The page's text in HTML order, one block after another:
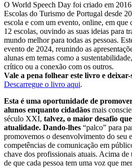
O World Speech Day foi criado em 2016
Escolas do Turismo de Portugal desde
escola e com um evento, online, em que
12 escolas, ouvindo as suas ideias para
mundo melhor para todas as pessoas.
evento de 2024, reunindo as
alunas em temas como a
crítico ou a conexão com os outros.
Vale a pena folhear este livro e
Descarregue o livro aqui.
Esta é uma oportunidade de
alunos enquanto cidadãos mais
século XXI, talvez, o maior desafio
atualidade. Dando-lhes “palco” para
promovemos o desenvolvimento do seu
competências de comunicação em
chave dos profissionais atuais. Acima de
de que cada pessoa tem uma voz que